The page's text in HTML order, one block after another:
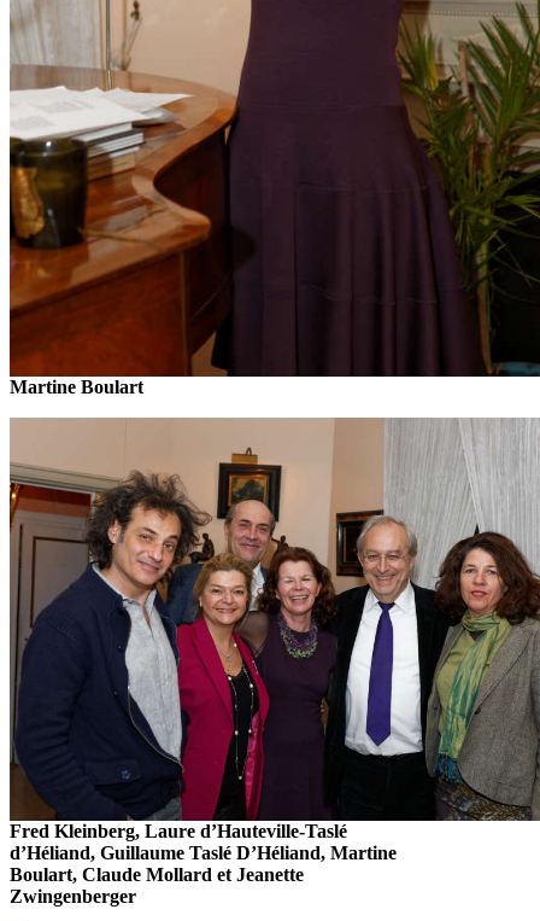
Martine Boulart
Fred Kleinberg, Laure d’Hauteville-Taslé
d’Héliand, Guillaume Taslé D’Héliand, Martine
Boulart, Claude Mollard et Jeanette
Zwingenberger